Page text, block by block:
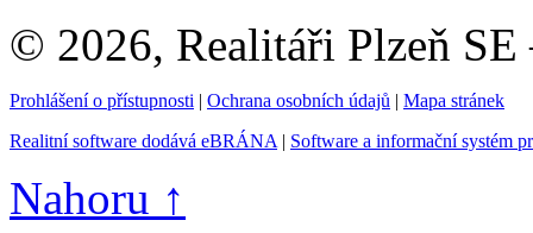
© 2026, Realitáři Plzeň SE
Prohlášení o přístupnosti | Ochrana osobních údajů | Mapa stránek
Realitní software dodává eBRÁNA | Software a informační systém
Nahoru ↑